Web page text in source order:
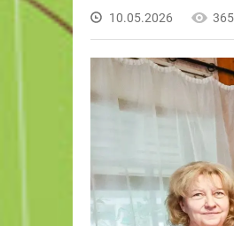
10.05.2026 365